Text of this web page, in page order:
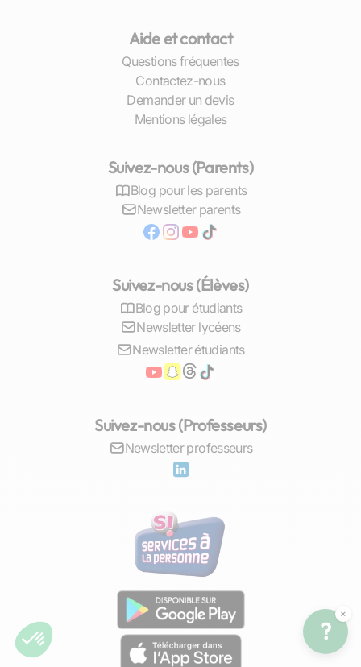
Aide et contact
Questions fréquentes
Contactez-nous
Demander un devis
Mentions légales
Suivez-nous (Parents)
Blog pour les parents
Newsletter parents
Suivez-nous (Élèves)
Blog pour étudiants
Newsletter lycéens
Newsletter étudiants
Suivez-nous (Professeurs)
Newsletter professeurs
?
×